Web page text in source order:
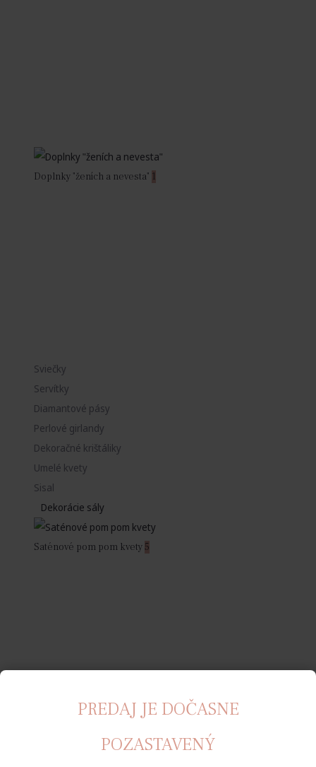
Doplnky "ženích a nevesta" 1
Sviečky
Servítky
Diamantové pásy
Perlové girlandy
Dekoračné krištáliky
Umelé kvety
Sisal
Dekorácie sály
Saténové pom pom kvety5
PREDAJ JE DOČASNE
POZASTAVENÝ